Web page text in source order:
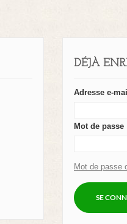
DÉJÀ
Adresse e-mail
Mot de passe
Mot de passe
SE